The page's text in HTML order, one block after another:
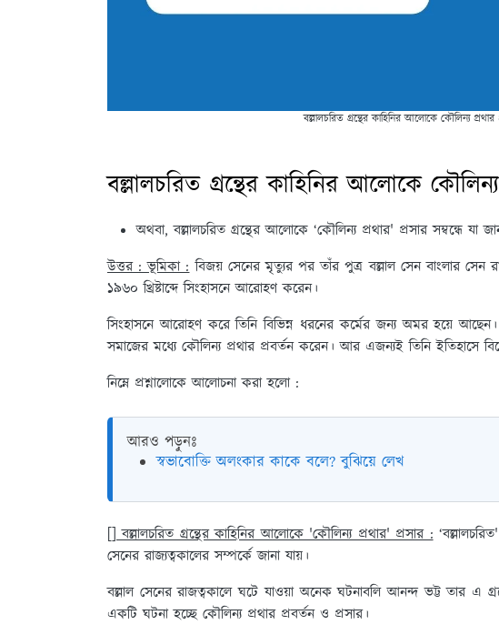
বল্লালচরিত গ্রন্থের কাহিনির আলোকে কৌলিন্য
বল্লালচরিত গ্রন্থের কাহিনির আলোকে
অথবা, বল্লালচরিত গ্রন্থের আলোকে ‘কৌলিন্য প্রথার' প্রসার সম্বন্ধে যা
উত্তর : ভূমিকা :বিজয় সেনের মৃত্যুর পর তাঁর পুত্র বল্লাল সেন বাংলার সেন
১৯৬০ খ্রিষ্টাব্দে সিংহাসনে আরোহণ করেন।
সিংহাসনে আরোহণ করে তিনি বিভিন্ন ধরনের কর্মের জন্য অমর হয়ে
সমাজের মধ্যে কৌলিন্য প্রথার প্রবর্তন করেন। আর এজন্যই তিনি ইতিহাসে
নিম্নে প্রশ্নালোকে আলোচনা করা হলো :
আরও পড়ুনঃ
স্বভাবোক্তি অলংকার কাকে বলে? বুঝিয়ে লেখ
[] বল্লালচরিত গ্রন্থের কাহিনির আলোকে 'কৌলিন্য প্রথার' প্রসার :
সেনের রাজ্যত্বকালের সম্পর্কে জানা যায়।
বল্লাল সেনের রাজত্বকালে ঘটে যাওয়া অনেক ঘটনাবলি আনন্দ ভট্ট তার এ
একটি ঘটনা হচ্ছে কৌলিন্য প্রথার প্রবর্তন ও প্রসার।